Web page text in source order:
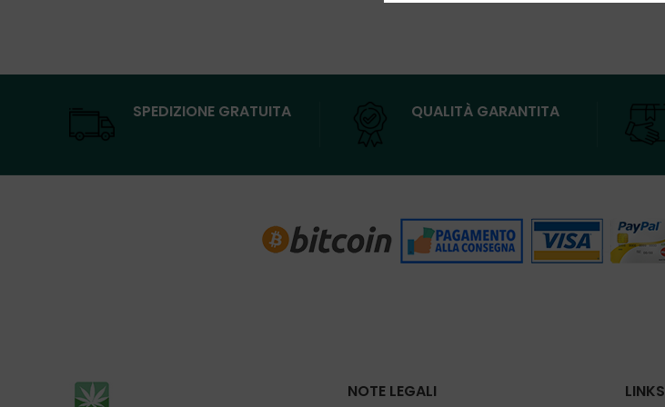
SPEDIZIONE GRATUITA QUALITÀ GARANTITA
NOTE LEGALI LINKS